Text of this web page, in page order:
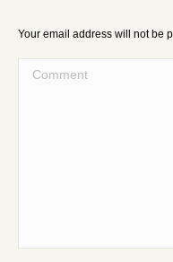
Your email address will not be
Comment